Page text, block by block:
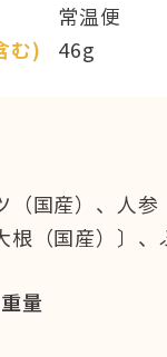
常温便
む)
46g
（国産）、人参
根（国産）〕、
量